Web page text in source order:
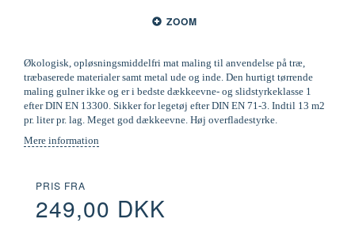
ZOOM
Økologisk, opløsningsmiddelfri mat maling til anvendelse på træ,
træbaserede materialer samt metal ude og inde. Den hurtigt tørrende
maling gulner ikke og er i bedste dækkeevne- og slidstyrkeklasse 1
efter DIN EN 13300. Sikker for legetøj efter DIN EN 71-3. Indtil 13 m2
pr. liter pr. lag. Meget god dækkeevne. Høj overfladestyrke.
Mere information
PRIS FRA
249,00 DKK